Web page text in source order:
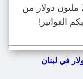
الدولة تبتلع 217 مليون دولار من
الفواتير!
في لبنان